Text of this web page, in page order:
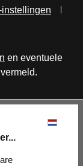
en eventuele